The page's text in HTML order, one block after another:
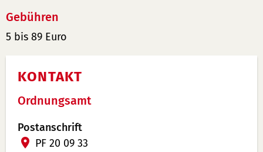
Gebühren
5 bis 89 Euro
KONTAKT
Ordnungsamt
Postanschrift
PF 20 09 33